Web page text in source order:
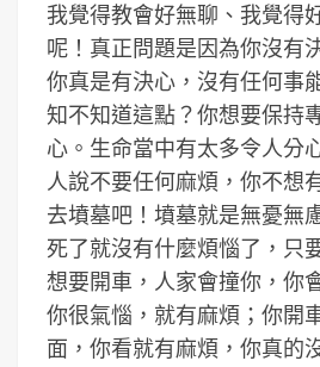
我覺得教會好無聊、我覺得
呢！真正問題是因為你沒有
你真是有決心，沒有任何事
知不知道這點？你想要保持
心。生命當中有太多令人分
人說不要任何麻煩，你不想
去墳墓吧！墳墓就是無憂無
死了就沒有什麼煩惱了，只
想要開車，人家會撞你，你
你很氣惱，就有麻煩；你開
面，你看就有麻煩，你真的